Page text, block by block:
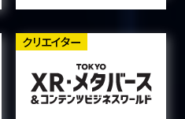
クリエイター